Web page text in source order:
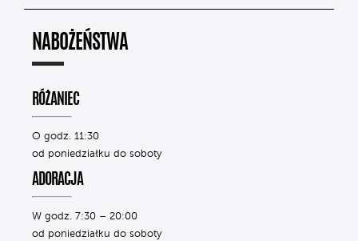
NABOŻEŃSTWA
RÓŻANIEC
O godz. 11:30
od poniedziałku do soboty
ADORACJA
W godz. 7:30 – 20:00
od poniedziałku do soboty